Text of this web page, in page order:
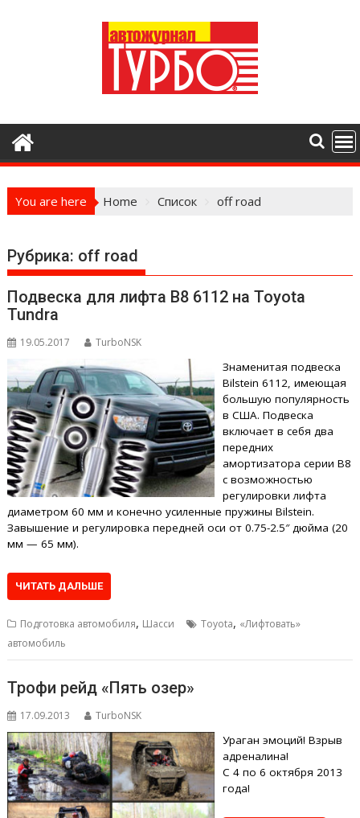
You are here Home Список off road
Рубрика: off road
Подвеска для лифта B8 6112 на Toyota
Tundra
19.05.2017 TurboNSK
Знаменитая подвеска
Bilstein 6112, имеющая
большую популярность
в США. Подвеска
включает в себя два
передних
амортизатора серии B8
с возможностью
регулировки лифта
диаметром 60 мм и конечно усиленные пружины Bilstein.
Завышение и регулировка передней оси от 0.75-2.5″ дюйма (20
мм — 65 мм).
ЧИТАТЬ ДАЛЬШЕ
Подготовка автомобиля, Шасси Toyota, «Лифтовать»
автомобиль
Трофи рейд «Пять озер»
17.09.2013 TurboNSK
Ураган эмоций! Взрыв
адреналина!
С 4 по 6 октября 2013
года!